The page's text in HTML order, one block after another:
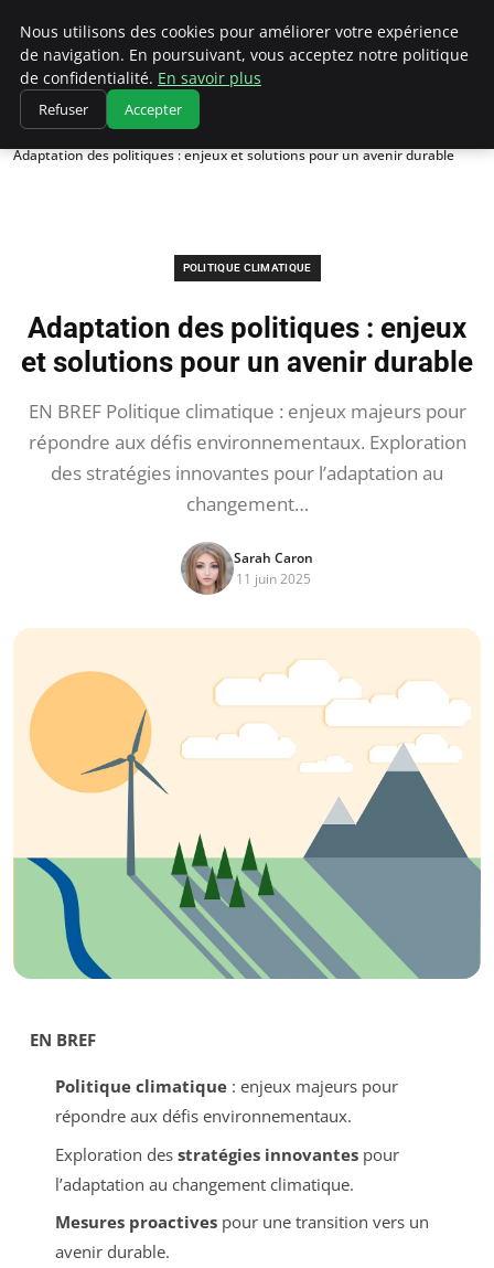
Climatedebtagents
Accueil
Politique climatique
Adaptation des politiques : enjeux et solutions pour un avenir durable
POLITIQUE CLIMATIQUE
Adaptation des politiques : enjeux
et solutions pour un avenir durable
EN BREF Politique climatique : enjeux majeurs pour
répondre aux défis environnementaux. Exploration
des stratégies innovantes pour l’adaptation au
changement…
Sarah Caron
11 juin 2025
EN BREF
Politique climatique: enjeux majeurs pour
répondre aux défis environnementaux.
Exploration des stratégies innovantespour
l’adaptation au changement climatique.
Mesures proactivespour une transition vers un
avenir durable.
Nous utilisons des cookies pour améliorer votre expérience
de navigation. En poursuivant, vous acceptez notre politique
de confidentialité. En savoir plus
Refuser Accepter